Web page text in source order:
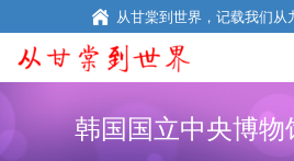
从甘棠到世界，记载我们从
韩国国立中央博物